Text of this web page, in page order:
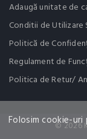
Adaugă unitate de
Conditii de Utilizare
Politică de
Regulament de
Politica de Retur/
© 2026
Folosim cookie-